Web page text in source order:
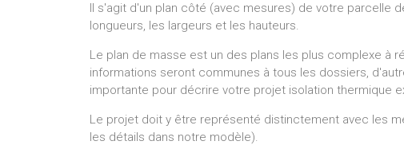
Il s'agit d'un plan côté (avec mesures) de votre parcelle
longueurs, les largeurs et les hauteurs.
Le plan de masse est un des plans les plus complexe à
informations seront communes à tous les dossiers,
importante pour décrire votre projet isolation thermique
Le projet doit y être représenté distinctement avec les
les détails dans notre modèle).